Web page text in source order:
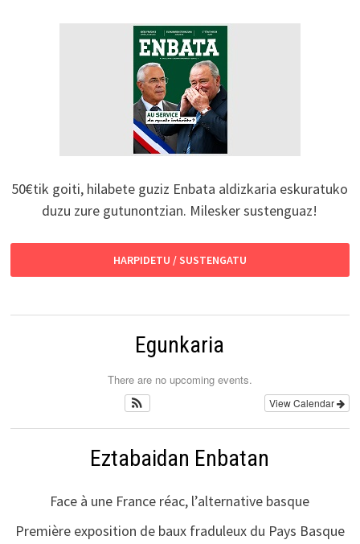
50€tik goiti, hilabete guziz Enbata aldizkaria eskuratuko
duzu zure gutunontzian. Milesker sustenguaz!
HARPIDETU / SUSTENGATU
Egunkaria
There are no upcoming events.
View Calendar
Eztabaidan Enbatan
Face à une France réac, l’alternative basque
Première exposition de baux fraduleux du Pays Basque